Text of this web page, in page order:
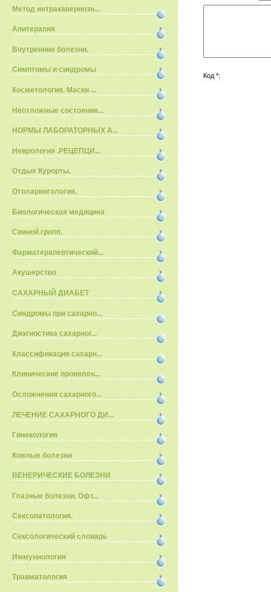
Метод интракавернозн...
Апитерапия
Внутренние болезни.
Симптомы и синдромы
Косметология. Маски ...
Неотложные состояния...
НОРМЫ ЛАБОРАТОРНЫХ А...
Неврология .РЕЦЕПЦИ...
Отдых Курорты.
Отоларингология.
Биологическая медицина
Свиной грипп.
Фарматерапевтический...
Акушерство
САХАРНЫЙ ДИАБЕТ
Синдромы при сахарно...
Диагностика сахарног...
Классификация сахарн...
Клинические проявлен...
Осложнения сахарного...
ЛЕЧЕНИЕ САХАРНОГО ДИ...
Гинекология
Кожные болезни
ВЕНЕРИЧЕСКИЕ БОЛЕЗНИ
Глазные болезни. Офт...
Сексопатология.
Сексологический словарь
Иммуннология
Травматология
Код *: